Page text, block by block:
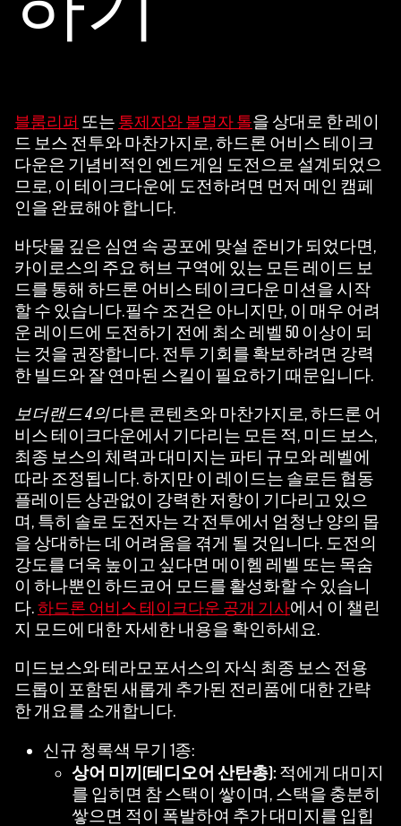
l
재
생
을
클
하
면
YouT
ube
의
개
인
보
보
호
정
책
에
동
의
하
는
것
로
간
주
되
며,
블룸리퍼 또는 통제자와 불멸자 톨을 상대로 한 레이
드 보스 전투와 마찬가지로, 하드론 어비스 테이크
다운은 기념비적인 엔드게임 도전으로 설계되었으
므로, 이 테이크다운에 도전하려면 먼저 메인 캠페
인을 완료해야 합니다.
바닷물 깊은 심연 속 공포에 맞설 준비가 되었다면,
카이로스의 주요 허브 구역에 있는 모든 레이드 보
드를 통해 하드론 어비스 테이크다운 미션을 시작
할 수 있습니다.필수 조건은 아니지만, 이 매우 어려
운 레이드에 도전하기 전에 최소 레벨 50 이상이 되
는 것을 권장합니다. 전투 기회를 확보하려면 강력
한 빌드와 잘 연마된 스킬이 필요하기 때문입니다.
보더랜드 4의다른 콘텐츠와 마찬가지로, 하드론 어
비스 테이크다운에서 기다리는 모든 적, 미드 보스,
최종 보스의 체력과 대미지는 파티 규모와 레벨에
따라 조정됩니다. 하지만 이 레이드는 솔로든 협동
플레이든 상관없이 강력한 저항이 기다리고 있으
며, 특히 솔로 도전자는 각 전투에서 엄청난 양의 몹
을 상대하는 데 어려움을 겪게 될 것입니다. 도전의
강도를 더욱 높이고 싶다면 메이헴 레벨 또는 목숨
이 하나뿐인 하드코어 모드를 활성화할 수 있습니
다. 하드론 어비스 테이크다운 공개 기사에서 이 챌린
지 모드에 대한 자세한 내용을 확인하세요.
미드보스와 테라모포서스의 자식 최종 보스 전용
드롭이 포함된 새롭게 추가된 전리품에 대한 간략
한 개요를 소개합니다.
신규 청록색 무기 1종:
상어 미끼(테디오어 산탄총): 적에게 대미지
를 입히면 참 스택이 쌓이며, 스택을 충분히
쌓으면 적이 폭발하여 추가 대미지를 입힙